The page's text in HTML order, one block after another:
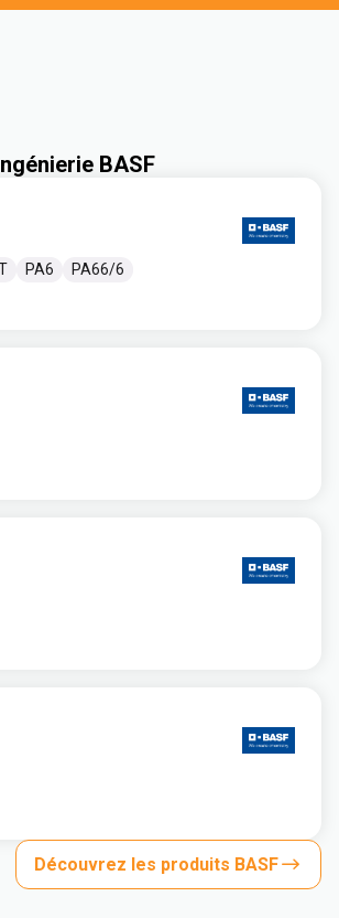
BASF
PA6
PA66/6
Découvrez les produits BASF